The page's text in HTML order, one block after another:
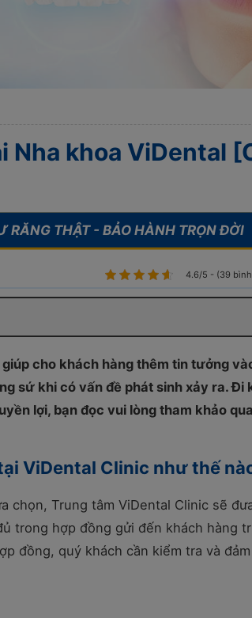
Nha khoa ViDental
4.6/5 - (39
cho khách hàng thêm tin tưởng
sứ khi có vấn đề phát sinh xảy ra. Đi
lợi, bạn đọc vui lòng tham khảo
ViDental Clinic như thế
chọn, Trung tâm ViDental Clinic sẽ
trong hợp đồng gửi đến khách hàng
đồng, quý khách cần kiểm tra và